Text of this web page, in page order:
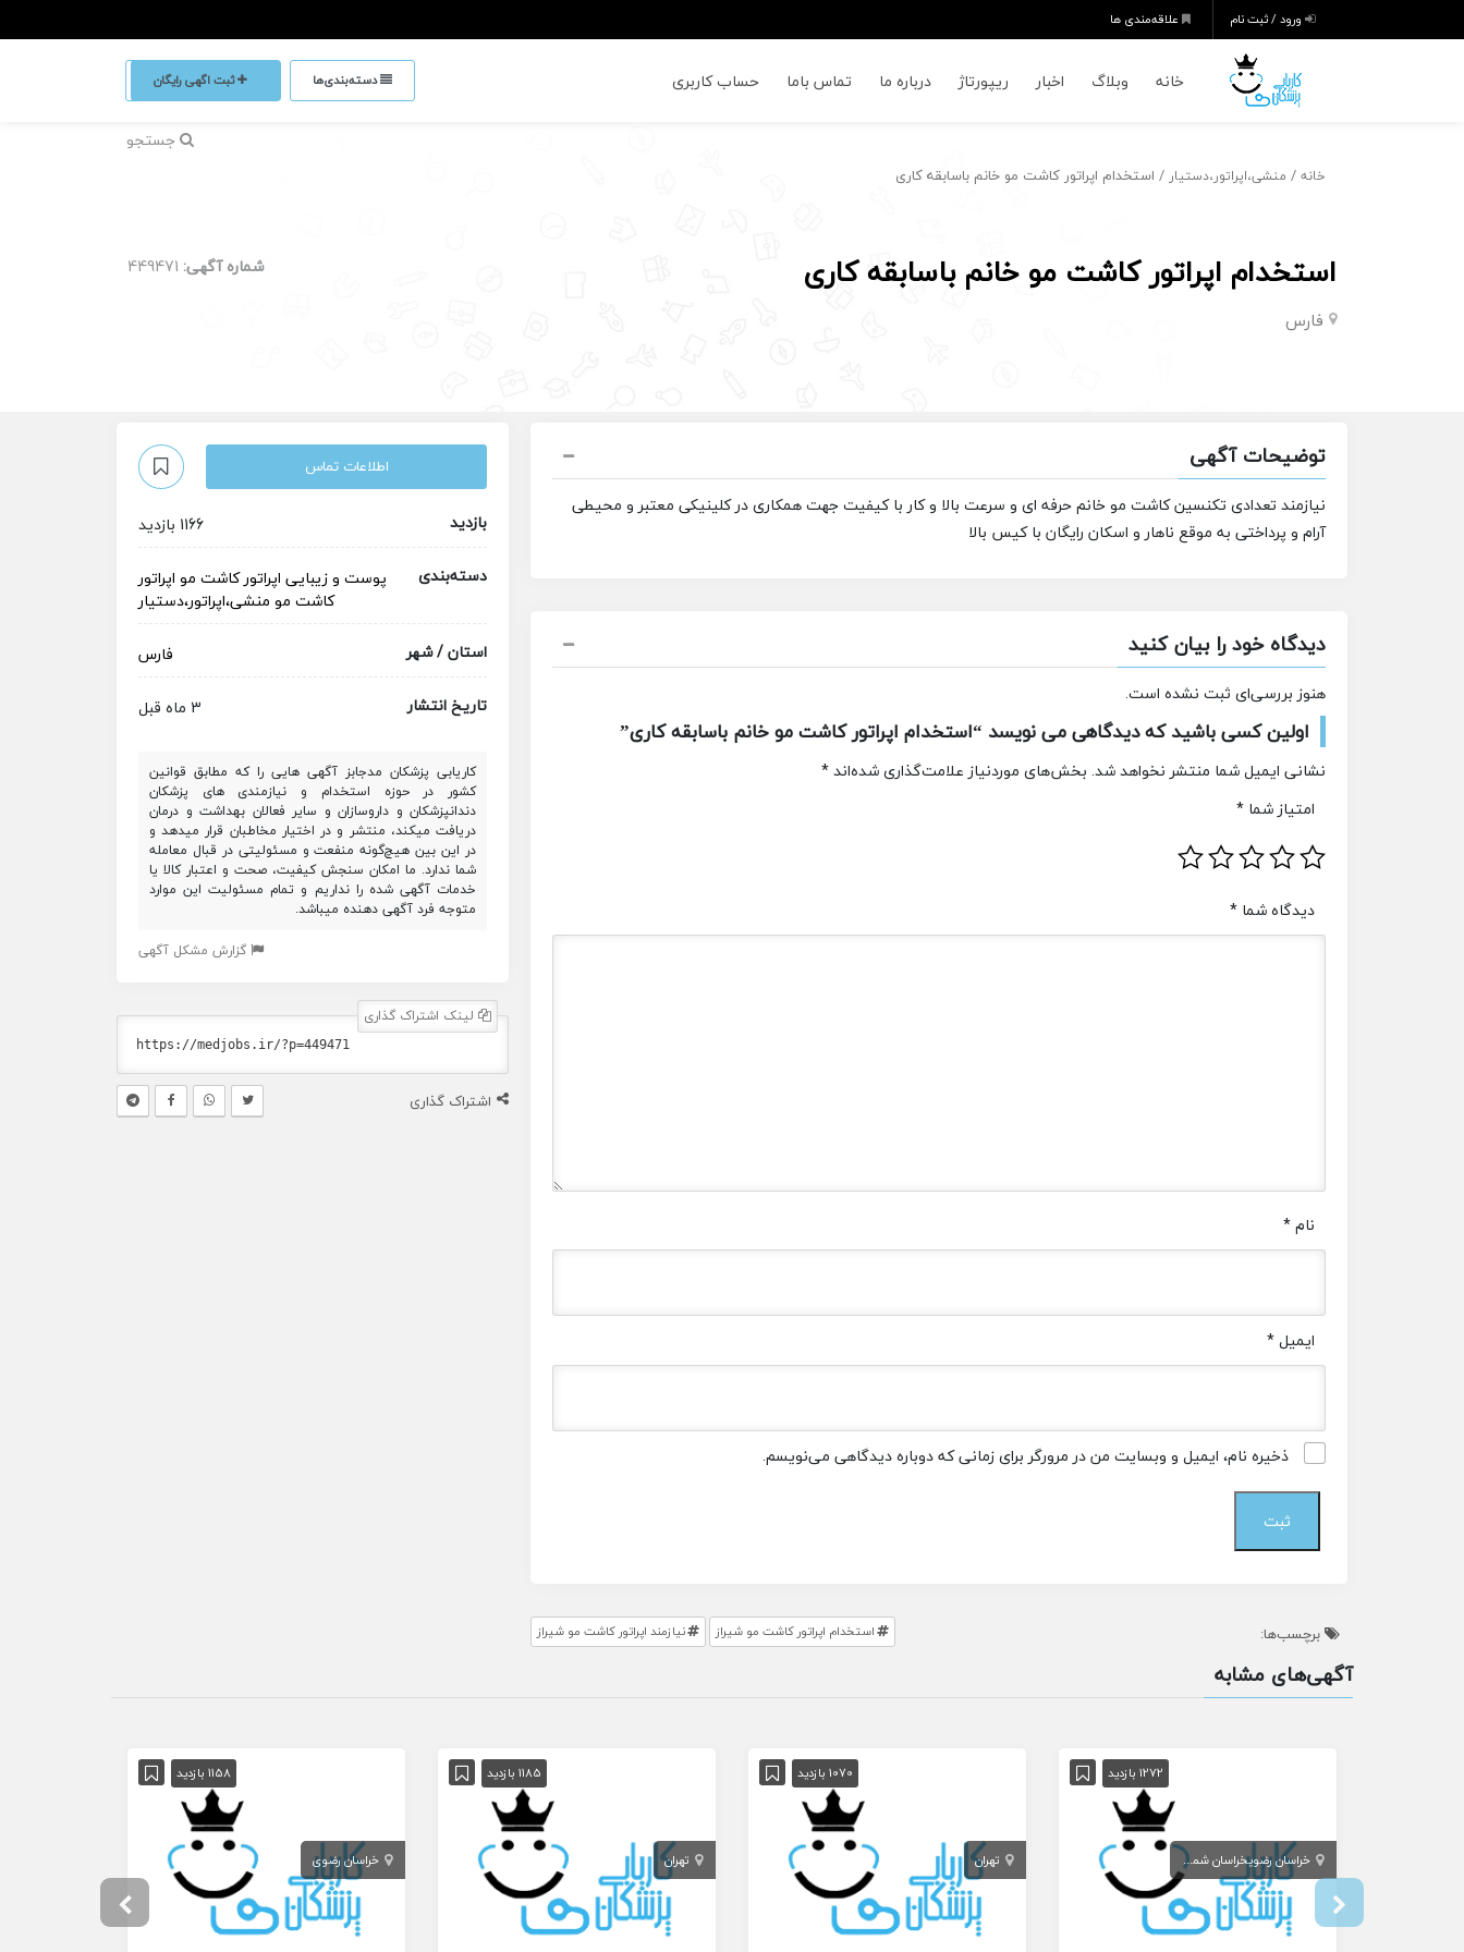
ورود / ثبت نام علاقه‌مندی ها
خانه وبلاگ اخبار ریپورتاژ درباره ما تماس باما حساب کاربری دسته‌بندی‌ها ثبت اگهی رایگان
جستجو
خانه / منشی،اپراتور،دستیار / استخدام اپراتور کاشت مو خانم باسابقه کاری
استخدام اپراتور کاشت مو خانم باسابقه کاری
فارس
شماره آگهی: 449471
توضیحات آگهی
نیازمند تعدادی تکنسین کاشت مو خانم حرفه ای و سرعت بالا و کار با کیفیت جهت همکاری در کلینیکی معتبر و محیطی
آرام و پرداختی به موقع ناهار و اسکان رایگان با کیس بالا
دیدگاه خود را بیان کنید
هنوز بررسی‌ای ثبت نشده است.
اولین کسی باشید که دیدگاهی می نویسد “استخدام اپراتور کاشت مو خانم باسابقه کاری”
نشانی ایمیل شما منتشر نخواهد شد. بخش‌های موردنیاز علامت‌گذاری شده‌اند*
امتیاز شما *
دیدگاه شما *
نام*
ایمیل*
ذخیره نام، ایمیل و وبسایت من در مرورگر برای زمانی که دوباره دیدگاهی می‌نویسم.
برچسب‌ها: استخدام اپراتور کاشت مو شیراز نیازمند اپراتور کاشت مو شیراز
اطلاعات تماس
بازدید
1166 بازدید
دسته‌بندی
پوست و زیبایی اپراتور کاشت مو اپراتور
کاشت مو منشی،اپراتور،دستیار
استان / شهر
فارس
تاریخ انتشار
3 ماه قبل
کاریابی پزشکان مدجابز آگهی هایی را که مطابق قوانین
کشور در حوزه استخدام و نیازمندی های پزشکان
دندانپزشکان و داروسازان و سایر فعالان بهداشت و درمان
دریافت میکند، منتشر و در اختیار مخاطبان قرار میدهد و
در این بین هیچ‌گونه منفعت و مسئولیتی در قبال معامله
شما ندارد. ما امکان سنجش کیفیت، صحت و اعتبار کالا یا
خدمات آگهی شده را نداریم و تمام مسئولیت این موارد
متوجه فرد آگهی دهنده میباشد.
گزارش مشکل آگهی
لینک اشتراک گذاری
اشتراک گذاری
آگهی‌های مشابه
1272 بازدید
خراسان رضویخراسان شمالی
1070 بازدید
تهران
1185 بازدید
تهران
1158 بازدید
خراسان رضوی